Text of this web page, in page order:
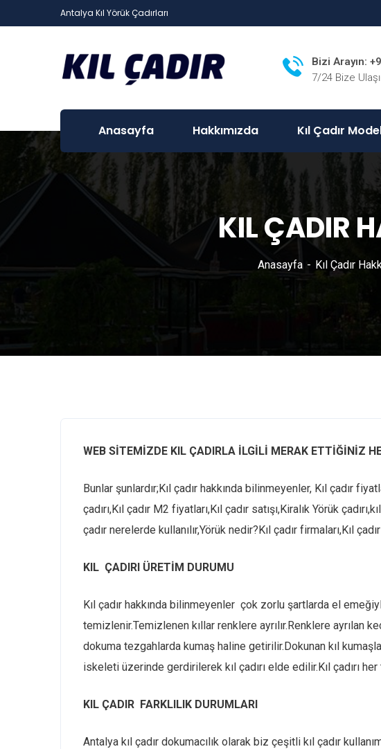
Antalya Kıl Yörük Çadırları
Bizi Arayın:
7/24 Bize
Anasayfa Hakkımızda Kıl Çadır
KIL ÇADIR
Anasayfa Kıl Çadır
WEB SİTEMİZDE KIL ÇADIRLA İLGİLİ MERAK ETTİĞİNİZ
Bunlar şunlardır;Kıl çadır hakkında bilinmeyenler, Kıl çadır
çadırı,Kıl çadır M2 fiyatları,Kıl çadır satışı,Kiralık Yörük
çadır nerelerde kullanılır,Yörük nedir?Kıl çadır firmaları,Kıl
KIL ÇADIRI ÜRETİM DURUMU
Kıl çadır hakkında bilinmeyenler çok zorlu şartlarda el
temizlenir.Temizlenen kıllar renklere ayrılır.Renklere ayrılan
dokuma tezgahlarda kumaş haline getirilir.Dokunan kıl
iskeleti üzerinde gerdirilerek kıl çadırı elde edilir.Kıl çadırı
KIL ÇADIR FARKLILIK DURUMLARI
Antalya kıl çadır dokumacılık olarak biz çeşitli kıl çadır